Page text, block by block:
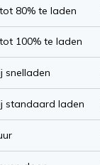
80% te laden
100% te laden
snelladen
standaard laden